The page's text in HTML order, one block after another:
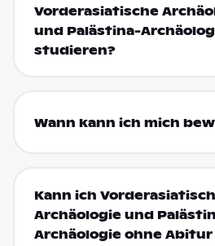
Vorderasiatische
und Palästina-
studieren?
Wann kann ich mich
Kann ich
Archäologie und
Archäologie ohne Abitur